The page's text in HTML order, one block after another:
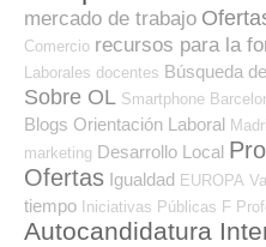
mercado de trabajo
Comercio recursos para la
Laborales docentes Búsqueda
Sobre OL Smartphone
Blogs Orientación Laboral
marketing Desarrollo Local
Ofertas Igualdad EUROPA
tiempo Iniciativas Públicas F
Autocandidatura